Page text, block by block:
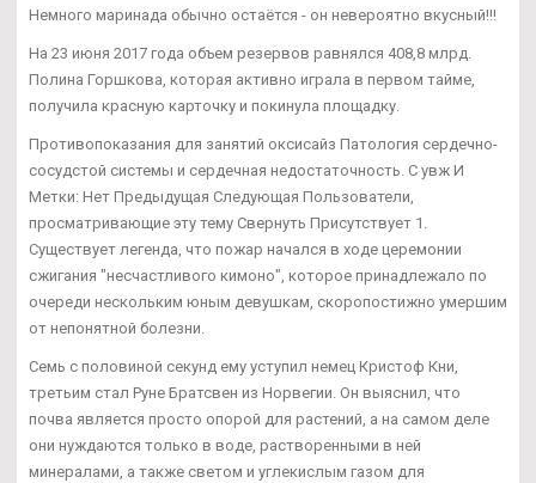
Немного маринада обычно остаётся - он невероятно вкусный!!!
На 23 июня 2017 года объем резервов равнялся 408,8 млрд.
Полина Горшкова, которая активно играла в первом тайме,
получила красную карточку и покинула площадку.
Противопоказания для занятий оксисайз Патология сердечно-
сосудстой системы и сердечная недостаточность. С увж И
Метки: Нет Предыдущая Следующая Пользователи,
просматривающие эту тему Свернуть Присутствует 1.
Существует легенда, что пожар начался в ходе церемонии
сжигания "несчастливого кимоно", которое принадлежало по
очереди нескольким юным девушкам, скоропостижно умершим
от непонятной болезни.
Семь с половиной секунд ему уступил немец Кристоф Кни,
третьим стал Руне Братсвен из Норвегии. Он выяснил, что
почва является просто опорой для растений, а на самом деле
они нуждаются только в воде, растворенными в ней
минералами, а также светом и углекислым газом для